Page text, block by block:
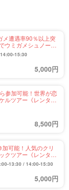
メ遭遇率90％以上突
ウミガメシュノーケ
）
15:30
5,000円
参加可能！世界が恋
ルツアー《レンタル
8,500円
加可能！人気のクリ
クツアー《レンタル
13:30 / 14:00-15:30
5,000円